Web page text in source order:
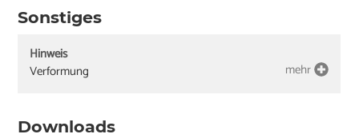
Sonstiges
Hinweis
Verformung
mehr
Downloads